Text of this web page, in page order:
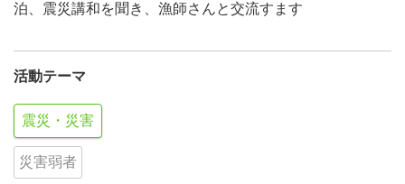
泊、震災講和を聞き、漁師さんと交流すます
活動テーマ
震災・災害
災害弱者